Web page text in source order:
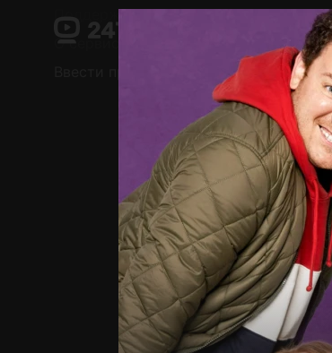
Поддержка:support@24h.tv
Пользовательское
Установить на ТВ